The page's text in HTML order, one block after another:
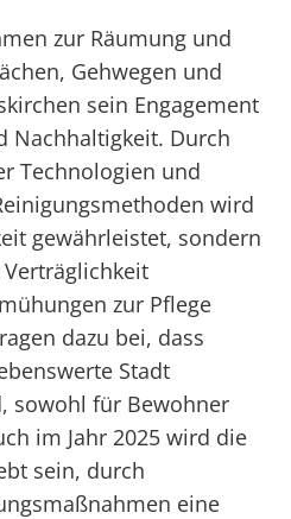
zur Räumung und
Gehwegen und
sein Engagement
Nachhaltigkeit. Durch
Technologien und
wird
gewährleistet, sondern
zur Pflege
dazu bei, dass
Stadt
sowohl für Bewohner
im Jahr 2025 wird die
sein, durch
eine